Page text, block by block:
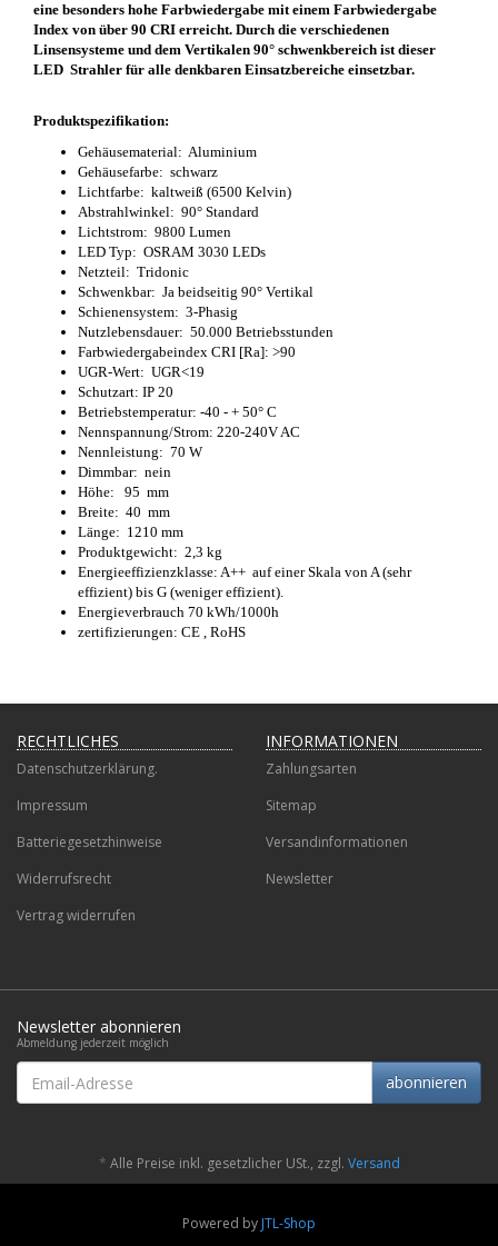
eine besonders hohe Farbwiedergabe mit einem Farbwiedergabe
Index von über 90 CRI erreicht. Durch die verschiedenen
Linsensysteme und dem Vertikalen 90° schwenkbereich ist dieser
LED Strahler für alle denkbaren Einsatzbereiche einsetzbar.
Produktspezifikation:
Gehäusematerial: Aluminium
Gehäusefarbe: schwarz
Lichtfarbe: kaltweiß (6500 Kelvin)
Abstrahlwinkel: 90° Standard
Lichtstrom: 9800 Lumen
LED Typ: OSRAM 3030 LEDs
Netzteil: Tridonic
Schwenkbar: Ja beidseitig 90° Vertikal
Schienensystem: 3-Phasig
Nutzlebensdauer: 50.000 Betriebsstunden
Farbwiedergabeindex CRI [Ra]: >90
UGR-Wert: UGR<19
Schutzart: IP 20
Betriebstemperatur: -40 - + 50° C
Nennspannung/Strom: 220-240V AC
Nennleistung: 70 W
Dimmbar: nein
Höhe: 95 mm
Breite: 40 mm
Länge: 1210 mm
Produktgewicht: 2,3 kg
Energieeffizienzklasse: A++ auf einer Skala von A (sehr
effizient) bis G (weniger effizient).
Energieverbrauch 70 kWh/1000h
zertifizierungen: CE , RoHS
RECHTLICHES
Datenschutzerklärung.
Impressum
Batteriegesetzhinweise
Widerrufsrecht
Vertrag widerrufen
INFORMATIONEN
Zahlungsarten
Sitemap
Versandinformationen
Newsletter
Newsletter abonnieren
Abmeldung jederzeit möglich
Email-
Adresse
abonnieren
* Alle Preise inkl. gesetzlicher USt., zzgl. Versand
Powered by JTL-Shop